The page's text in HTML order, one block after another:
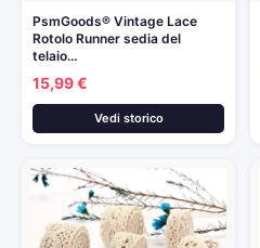
PsmGoods® Vintage Lace
Rotolo Runner sedia del
telaio…
15,99 €
Vedi storico